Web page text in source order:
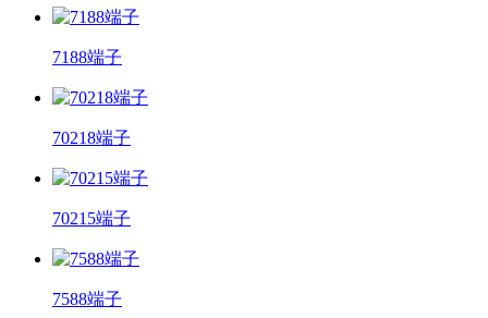
7188端子
70218端子
70215端子
7588端子